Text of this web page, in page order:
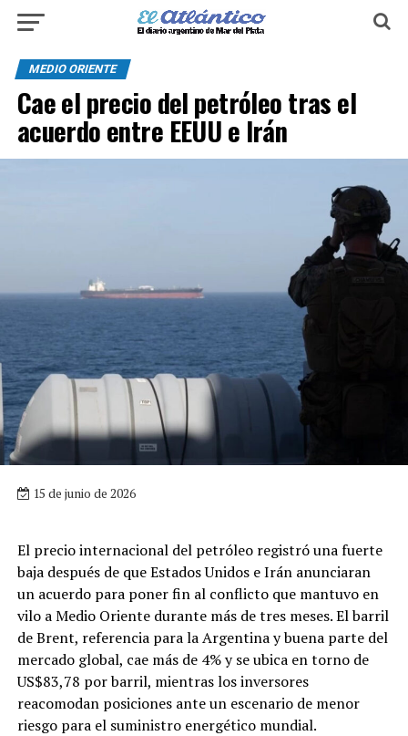
MEDIO ORIENTE
Cae el precio del petróleo tras el
acuerdo entre EEUU e Irán
15 de junio de 2026
El precio internacional del petróleo registró una fuerte
baja después de que Estados Unidos e Irán anunciaran
un acuerdo para poner fin al conflicto que mantuvo en
vilo a Medio Oriente durante más de tres meses. El barril
de Brent, referencia para la Argentina y buena parte del
mercado global, cae más de 4% y se ubica en torno de
US$83,78 por barril, mientras los inversores
reacomodan posiciones ante un escenario de menor
riesgo para el suministro energético mundial.